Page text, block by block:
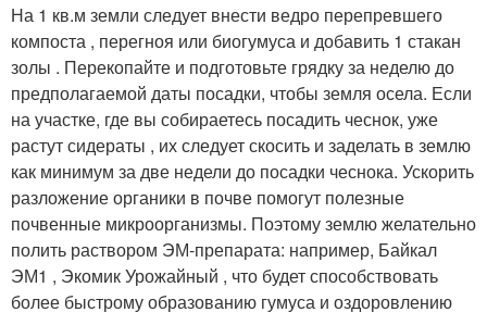
На 1 кв.м земли следует внести ведро перепревшего
компоста , перегноя или биогумуса и добавить 1 стакан
золы . Перекопайте и подготовьте грядку за неделю до
предполагаемой даты посадки, чтобы земля осела. Если
на участке, где вы собираетесь посадить чеснок, уже
растут сидераты , их следует скосить и заделать в землю
как минимум за две недели до посадки чеснока. Ускорить
разложение органики в почве помогут полезные
почвенные микроорганизмы. Поэтому землю желательно
полить раствором ЭМ-препарата: например, Байкал
ЭМ1 , Экомик Урожайный , что будет способствовать
более быстрому образованию гумуса и оздоровлению